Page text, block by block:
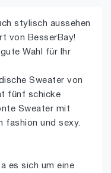
stylisch aussehen
von BesserBay!
Wahl für Ihr
Sweater von
fünf schicke
Sweater mit
fashion und sexy.
es sich um eine